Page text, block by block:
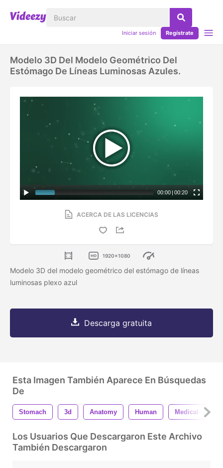
Iniciar sesión Regístrate
Modelo 3D Del Modelo Geométrico Del
Estómago De Líneas Luminosas Azules.
00:00 | 00:20
ACERCA DE LAS LICENCIAS
1920x1080
Modelo 3D del modelo geométrico del estómago de líneas
luminosas plexo azul
Descarga gratuita
Esta Imagen También Aparece En Búsquedas
De
Stomach 3d Anatomy Human Medical
Los Usuarios Que Descargaron Este Archivo
También Descargaron